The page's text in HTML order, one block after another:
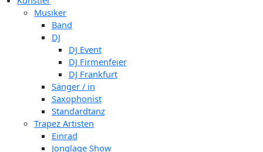
Musiker
Band
DJ
DJ Event
DJ Firmenfeier
DJ Frankfurt
Sänger / in
Saxophonist
Standardtanz
Trapez Artisten
Einrad
Jonglage Show